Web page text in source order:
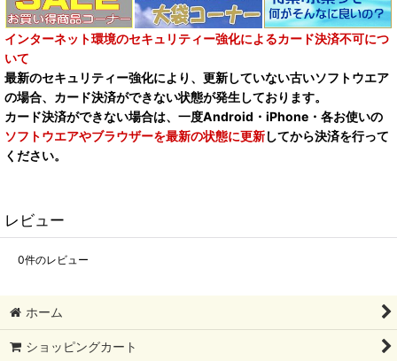
インターネット環境のセキュリティー強化によるカード決済不可につ
いて
最新のセキュリティー強化により、更新していない古いソフトウエア
の場合、カード決済ができない状態が発生しております。
カード決済ができない場合は、一度Android・iPhone・各お使いの
ソフトウエアやブラウザーを最新の状態に更新してから決済を行って
ください。
レビュー
0件のレビュー
ホーム
ショッピングカート